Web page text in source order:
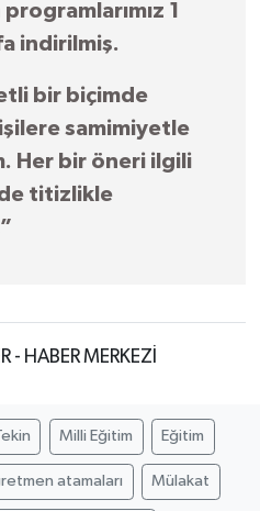
1
indirilmiş.
bir biçimde
samimiyetle
Her bir öneri ilgili
titizlikle
- HABER MERKEZİ
Milli Eğitim Eğitim
atamaları Mülakat